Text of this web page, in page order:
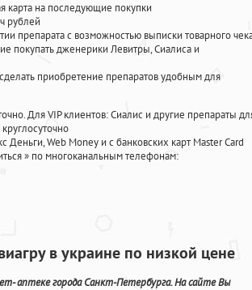
карта на последующие покупки
рублей
препарата с возможностью выписки товарного
покупать дженерики Левитры, Сиалиса и
приобретение препаратов удобным для
Для VIP клиентов: Сиалис и другие препараты
Web Money и с банковских карт Master Card
» по многоканальным телефонам:
в украине по низкой цене
аптеке города Санкт-Петербурга. На сайте Вы